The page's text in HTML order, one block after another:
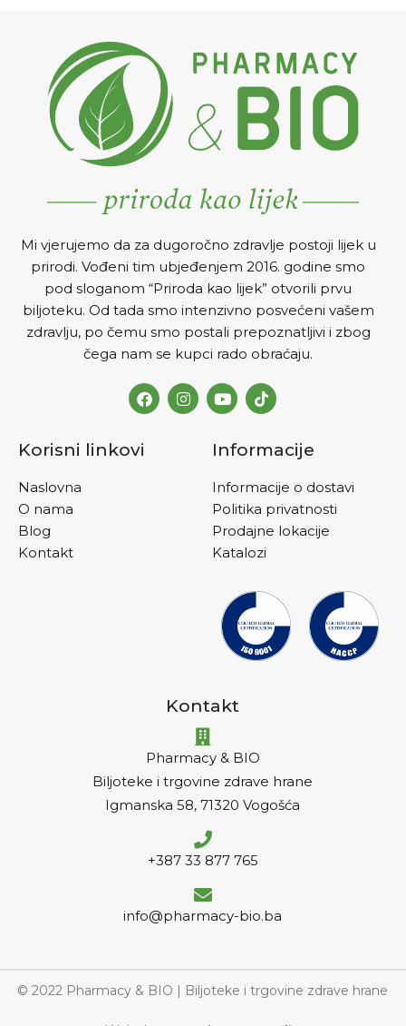
čaja preliti sa 2 dl ključale
vode i ostaviti da stoji 15 min.
Procijediti i piti. Uzimati 3x na
dan po šoljicu čaja prije
svakog obroka.
Mi vjerujemo da za dugoročno zdravlje postoji lijek u
prirodi. Vođeni tim ubjeđenjem 2016. godine smo
pod sloganom “Priroda kao lijek” otvorili prvu
biljoteku. Od tada smo intenzivno posvećeni vašem
zdravlju, po čemu smo postali prepoznatljivi i zbog
čega nam se kupci rado obraćaju.
Korisni linkovi
Naslovna
O nama
Blog
Kontakt
Informacije
Informacije o dostavi
Politika privatnosti
Prodajne lokacije
Katalozi
Kontakt
Pharmacy & BIO
Biljoteke i trgovine zdrave hrane
Igmanska 58, 71320 Vogošća
+387 33 877 765
info@pharmacy-bio.ba
© 2022 Pharmacy & BIO | Biljoteke i trgovine zdrave hrane